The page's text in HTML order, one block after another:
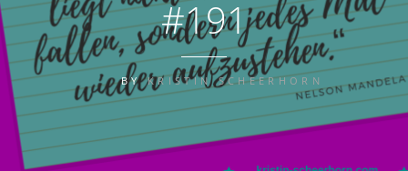
#191
BYKRISTIN SCHEERHORN